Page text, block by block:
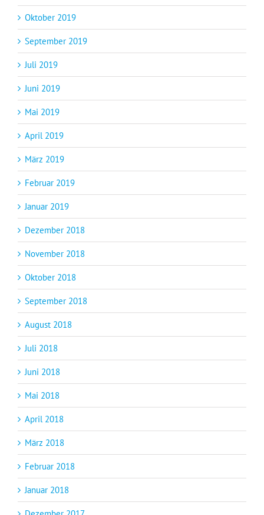
Oktober 2019
September 2019
Juli 2019
Juni 2019
Mai 2019
April 2019
März 2019
Februar 2019
Januar 2019
Dezember 2018
November 2018
Oktober 2018
September 2018
August 2018
Juli 2018
Juni 2018
Mai 2018
April 2018
März 2018
Februar 2018
Januar 2018